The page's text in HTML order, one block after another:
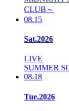
CLUB～
08.15
Sat.2026
LIVE
SUMMER
08.18
Tue.2026